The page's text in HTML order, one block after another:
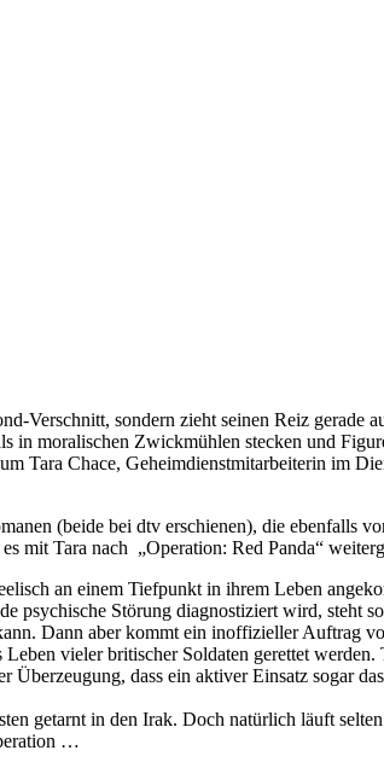
Verschnitt, sondern zieht seinen Reiz gerade
in moralischen Zwickmühlen stecken und
Tara Chace, Geheimdienstmitarbeiterin im
(beide bei dtv erschienen), die ebenfalls
mit Tara nach „Operation: Red Panda“
an einem Tiefpunkt in ihrem Leben
psychische Störung diagnostiziert wird, steht
Dann aber kommt ein inoffizieller Auftrag
vieler britischer Soldaten gerettet
dass ein aktiver Einsatz sogar
getarnt in den Irak. Doch natürlich läuft
…